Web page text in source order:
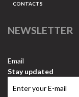
CONTACTS
NEWSLETTER
Email
Stay updated